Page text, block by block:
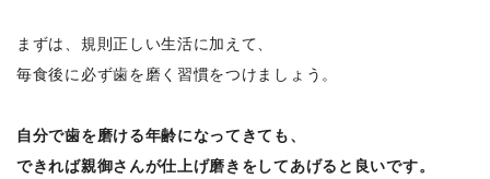
まずは、規則正しい生活に加えて、
毎食後に必ず歯を磨く習慣をつけましょう。
自分で歯を磨ける年齢になってきても、
できれば親御さんが仕上げ磨きをしてあげると良いです。